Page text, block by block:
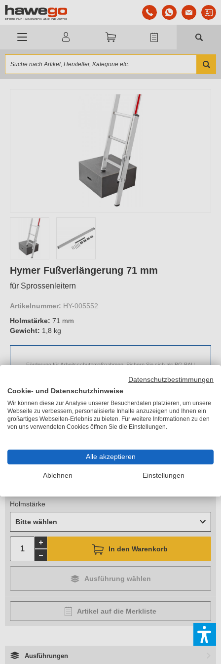
Hymer Fußverlängerung 71 mm
für Sprossenleitern
Artikelnummer: HY-005552
Holmstärke: 71 mm
Gewicht: 1,8 kg
Förderung für Arbeitsschutzmaßnahmen. Sichern Sie sich als BG BAU
Arbeitsschutzprämie in Höhe von bis zu 50%.
80,90 €
inkl. MwSt.
Holmstärke
Bitte wählen
In den Warenkorb
Ausführung wählen
Artikel auf die Merkliste
Ausführungen
Datenschutzbestimmungen
Cookie- und Datenschutzhinweise
Wir können diese zur Analyse unserer Besucherdaten platzieren, um unsere
Webseite zu verbessern, personalisierte Inhalte anzuzeigen und Ihnen ein
großartiges Webseiten-Erlebnis zu bieten. Für weitere Informationen zu den
von uns verwendeten Cookies öffnen Sie die Einstellungen.
Alle akzeptieren
Ablehnen Einstellungen